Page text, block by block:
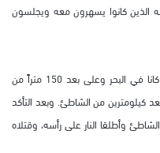
كانوا يسهرون معه ويجلسون
ولم يشر الكتاب إلى هوية غطاسين ـــــ قناصين كانا في البحر وعلى بعد 150 متراً من
كيلومترين من الشاطئ. وبعد التأكد
وأطلقا النار على رأسه، وقتلاه